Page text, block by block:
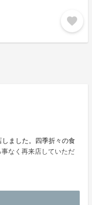
favorite
ました。四季折々の食
なく再来店していただ